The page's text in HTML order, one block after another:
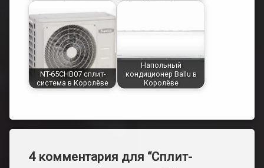
NT-65CHB07 сплит-
система в Королёве
Напольный
кондиционер Ballu в
Королёве
4 комментария для “Сплит-